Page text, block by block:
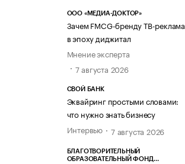
ООО «МЕДИА-ДОКТОР»
Зачем FMCG-бренду ТВ-реклама
в эпоху диджитал
Мнение эксперта
7 августа 2026
СВОЙ БАНК
Эквайринг простыми словами:
что нужно знать бизнесу
Интервью
7 августа 2026
БЛАГОТВОРИТЕЛЬНЫЙ
ОБРАЗОВАТЕЛЬНЫЙ ФОНД